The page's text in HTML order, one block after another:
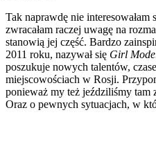
Tak naprawdę nie
zwracałam raczej uwagę na
stanowią jej część. Bardzo
2011 roku, nazywał się Girl
poszukuje nowych talentów,
miejscowościach w Rosji.
ponieważ my też jeździliśmy tam
Oraz o pewnych sytuacjach, w